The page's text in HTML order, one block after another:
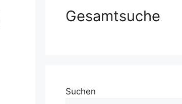
Gesamtsuche
Suchen